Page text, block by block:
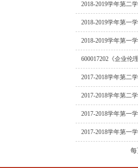
2018-2019学年第二
2018-2019学年第一
2018-2019学年第一
600017202《企业伦
2017-2018学年第二
2017-2018学年第二
2017-2018学年第一
2017-2018学年第一